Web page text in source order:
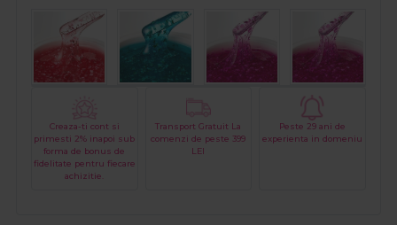
Creaza-ti cont si
primesti 2% inapoi sub
forma de bonus de
fidelitate pentru fiecare
achizitie.
Transport Gratuit La
comenzi de peste 399
LEI
Peste 29 ani de
experienta in domeniu